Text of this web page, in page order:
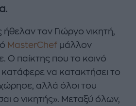
ήθελαν τον Γιώργο νικητή,
MasterChef μάλλον
Ο παίκτης που το κοινό
να κατακτήσει το
αλλά όλοι του
ο νικητής». Μεταξύ όλων,